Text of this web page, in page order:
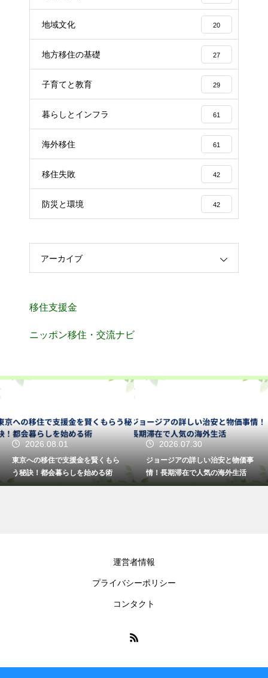
地域文化 20
地方移住の基礎 27
子育てと教育 29
暮らしとインフラ 61
海外移住 61
移住失敗 42
防災と環境 42
アーカイブ
移住支援金
ニッポン移住・交流ナビ
2026.08.01
東京への移住で支援金を賢くもら
う秘訣！都会暮らしを始める術
2026.07.30
ジョージアの詳しい治安と物価事
情！長期滞在で人気の海外生活
運営者情報
プライバシーポリシー
コンタクト